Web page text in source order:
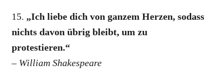
15. „Ich liebe dich von ganzem Herzen, sodass
nichts davon übrig bleibt, um zu
protestieren.“
– William Shakespeare